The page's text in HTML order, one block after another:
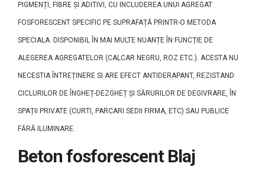
PIGMENȚI, FIBRE ȘI ADITIVI, CU INCLUDEREA UNUI AGREGAT
FOSFORESCENT SPECIFIC PE SUPRAFAȚĂ PRINTR-O METODA
SPECIALA. DISPONIBIL ÎN MAI MULTE NUANȚE ÎN FUNCȚIE DE
ALEGEREA AGREGATELOR (CALCAR NEGRU, ROZ ETC.). ACESTA NU
NECESTIA ÎNTREȚINERE SI ARE EFECT ANTIDERAPANT, REZISTAND
CICLURILOR DE ÎNGHEȚ-DEZGHEȚ ȘI SĂRURILOR DE DEGIVRARE, ÎN
SPAȚII PRIVATE (CURTI, PARCARI SEDII FIRMA, ETC) SAU PUBLICE
FĂRĂ ILUMINARE.
Beton fosforescent Blaj